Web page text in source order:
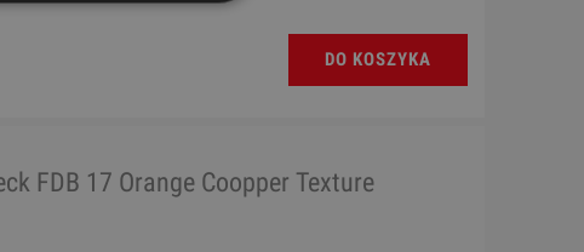
DO KOSZYKA
FDB 17 Orange Coopper Texture